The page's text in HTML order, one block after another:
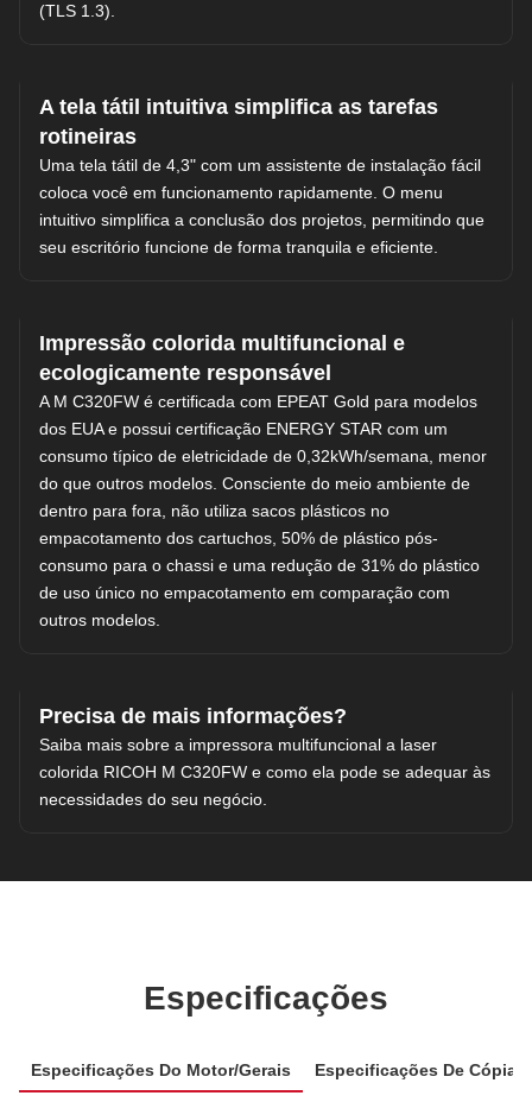
(TLS 1.3).
A tela tátil intuitiva simplifica as tarefas
rotineiras
Uma tela tátil de 4,3" com um assistente de instalação fácil
coloca você em funcionamento rapidamente. O menu
intuitivo simplifica a conclusão dos projetos, permitindo que
seu escritório funcione de forma tranquila e eficiente.
Impressão colorida multifuncional e
ecologicamente responsável
A M C320FW é certificada com EPEAT Gold para modelos
dos EUA e possui certificação ENERGY STAR com um
consumo típico de eletricidade de 0,32kWh/semana, menor
do que outros modelos. Consciente do meio ambiente de
dentro para fora, não utiliza sacos plásticos no
empacotamento dos cartuchos, 50% de plástico pós-
consumo para o chassi e uma redução de 31% do plástico
de uso único no empacotamento em comparação com
outros modelos.
Precisa de mais informações?
Saiba mais sobre a impressora multifuncional a laser
colorida RICOH M C320FW e como ela pode se adequar às
necessidades do seu negócio.
Especificações
Especificações Do Motor/gerais Especificações De Cópia